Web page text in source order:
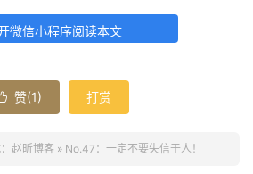
微信小程序阅读本文
赞(1) 打赏
赵昕博客 » No.47：一定不要失信于人！